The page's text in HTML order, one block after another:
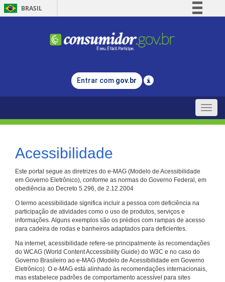
BRASIL
Comunica BR
Legislação
Entrar com gov.br
Toggle
Acessibilidade
Este portal segue as diretrizes do e-MAG (Modelo de Acessibilidade
em Governo Eletrônico), conforme as normas do Governo Federal, em
obediência ao Decreto 5.296, de 2.12.2004
O termo acessibilidade significa incluir a pessoa com deficiência na
participação de atividades como o uso de produtos, serviços e
informações. Alguns exemplos são os prédios com rampas de acesso
para cadeira de rodas e banheiros adaptados para deficientes.
Na internet, acessibilidade refere-se principalmente às recomendações
do WCAG (World Content Accessibility Guide) do W3C e no caso do
Governo Brasileiro ao e-MAG (Modelo de Acessibilidade em Governo
Eletrônico). O e-MAG está alinhado às recomendações internacionais,
mas estabelece padrões de comportamento acessível para sites